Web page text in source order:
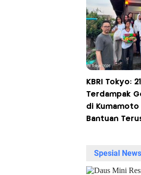
KBRI Tokyo:
Terdampak
di Kumamoto
Bantuan